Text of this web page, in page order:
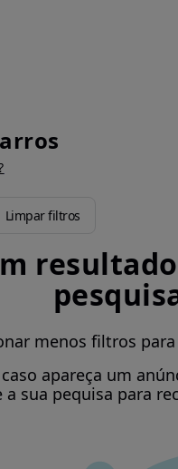
Limpar filtros
menos filtros
apareça um
a sua pequisa para